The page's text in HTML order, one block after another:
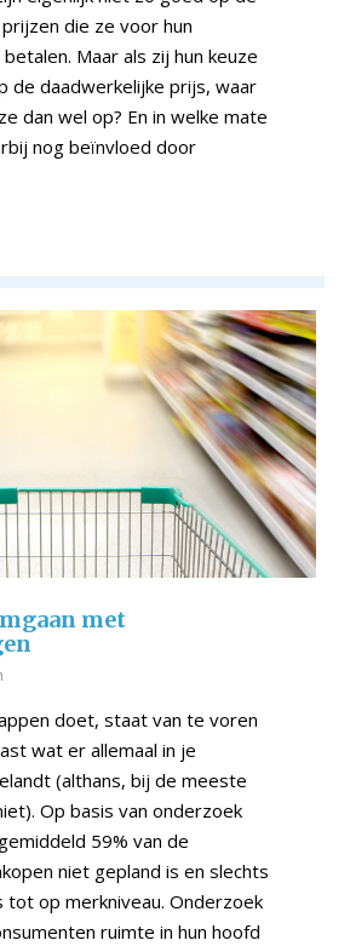
die ze voor hun
Maar als zij hun keuze
de daadwerkelijke prijs, waar
dan wel op? En in welke mate
nog beïnvloed door
met
doet, staat van te voren
wat er allemaal in je
(althans, bij de meeste
Op basis van onderzoek
59% van de
niet gepland is en slechts
tot op merkniveau. Onderzoek
ruimte in hun hoofd